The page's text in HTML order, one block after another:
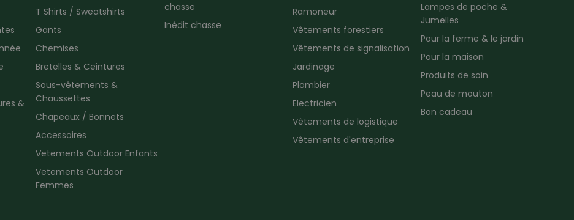
&
T Shirts / Sweatshirts
Gants
Chemises
Bretelles & Ceintures
Sous-vêtements &
Chaussettes
Chapeaux / Bonnets
Accessoires
Vetements Outdoor Enfants
Vetements Outdoor
Femmes
chasse
Inédit chasse
Ramoneur
Vêtements forestiers
Vêtements de signalisation
Jardinage
Plombier
Electricien
Vêtements de logistique
Vêtements d'entreprise
Lampes de poche &
Jumelles
Pour la ferme & le jardin
Pour la maison
Produits de soin
Peau de mouton
Bon cadeau